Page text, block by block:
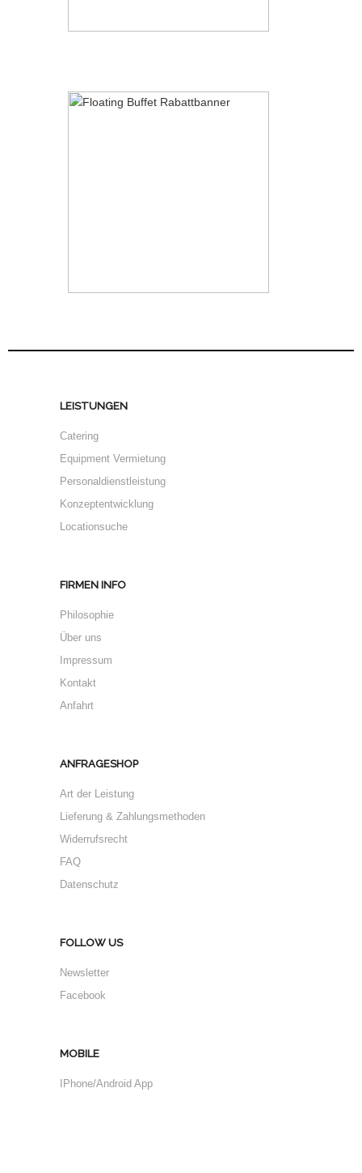
LEISTUNGEN
Catering
Equipment Vermietung
Personaldienstleistung
Konzeptentwicklung
Locationsuche
FIRMEN INFO
Philosophie
Über uns
Impressum
Kontakt
Anfahrt
ANFRAGESHOP
Art der Leistung
Lieferung & Zahlungsmethoden
Widerrufsrecht
FAQ
Datenschutz
FOLLOW US
Newsletter
Facebook
MOBILE
IPhone/Android App